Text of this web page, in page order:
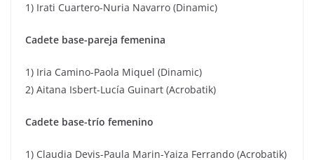
1) Irati Cuartero-Nuria Navarro (Dinamic)
Cadete base-pareja femenina
1) Iria Camino-Paola Miquel (Dinamic)
2) Aitana Isbert-Lucía Guinart (Acrobatik)
Cadete base-trío femenino
1) Claudia Devis-Paula Marin-Yaiza Ferrando (Acrobatik)